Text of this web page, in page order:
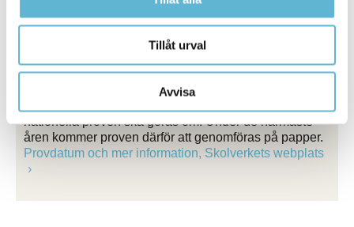
Tillåt urval
Avvisa
nationella proven ska göras om. Under de närmaste
åren kommer proven därför att genomföras på papper.
Provdatum och mer information, Skolverkets webplats